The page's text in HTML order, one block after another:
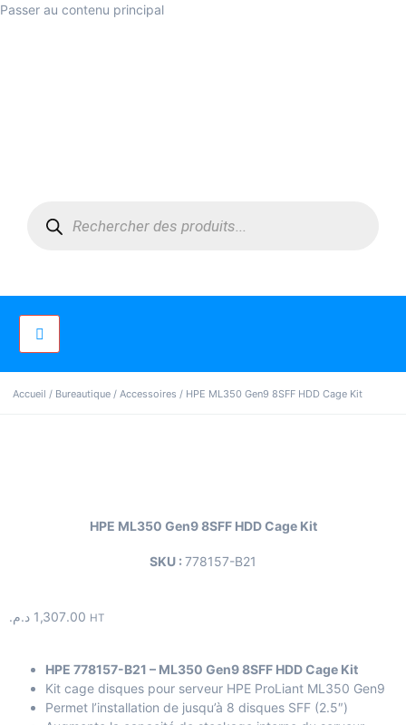
Passer au contenu principal
Accueil / Bureautique / Accessoires / HPE ML350 Gen9 8SFF HDD Cage Kit
HPE ML350 Gen9 8SFF HDD Cage Kit
SKU : 778157-B21
1,307.00 د.م. HT
HPE 778157-B21 – ML350 Gen9 8SFF HDD Cage Kit
Kit cage disques pour serveur HPE ProLiant ML350 Gen9
Permet l’installation de jusqu’à 8 disques SFF (2.5″)